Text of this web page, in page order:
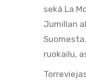
sekä La
Jumillan
ruokailu,